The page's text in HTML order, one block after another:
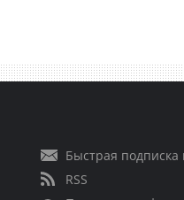
Быстрая подписка
RSS